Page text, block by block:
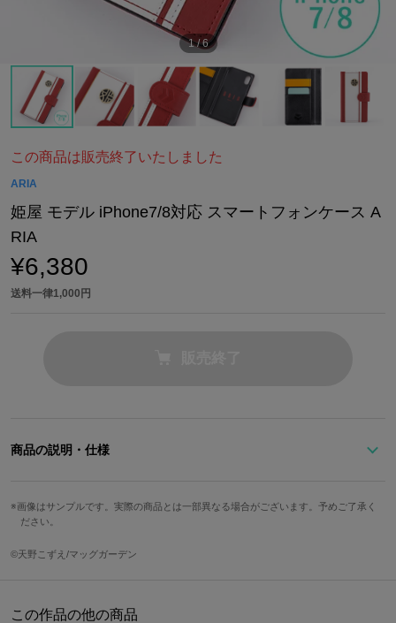
1/6
この商品は販売終了いたしました
ARIA
姫屋 モデル iPhone7/8対応 スマートフォンケース A
RIA
¥6,380
送料一律1,000円
商品の説明・仕様
ース。
「姫屋」のロゴプレートが目を引きつつも、ホワイトとレッドが活
発的な印象を与えるアイテムに仕上がりました。
しをあしらいました。
画像はサンプルです。実際の商品とは一部異なる場合がございます。予めご了承く
ださい。
©︎天野こずえ/マッグガーデン
この作品の他の商品